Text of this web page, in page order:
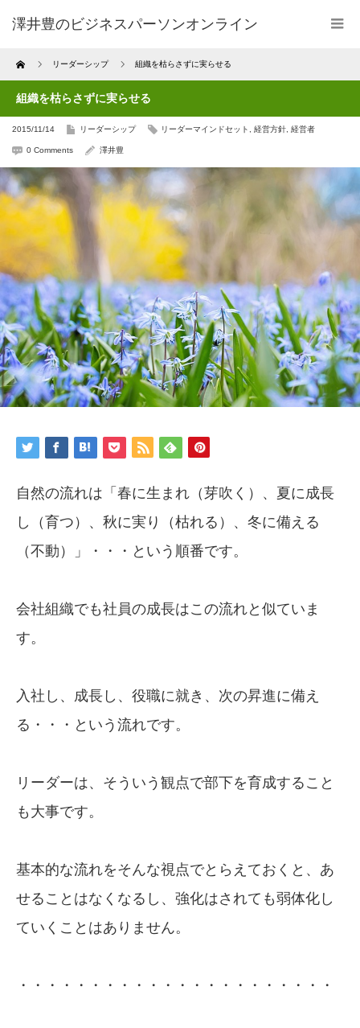
澤井豊のビジネスパーソンオンライン
Home リーダーシップ 組織を枯らさずに実らせる
組織を枯らさずに実らせる
2015/11/14 リーダーシップ リーダーマインドセット 経営方針 経営者
0 Comments 澤井豊
自然の流れは「春に生まれ（芽吹く）、夏に成長
し（育つ）、秋に実り（枯れる）、冬に備える
（不動）」・・・という順番です。
会社組織でも社員の成長はこの流れと似ていま
す。
入社し、成長し、役職に就き、次の昇進に備え
る・・・という流れです。
リーダーは、そういう観点で部下を育成すること
も大事です。
基本的な流れをそんな視点でとらえておくと、あ
せることはなくなるし、強化はされても弱体化し
ていくことはありません。
・・・・・・・・・・・・・・・・・・・・・・